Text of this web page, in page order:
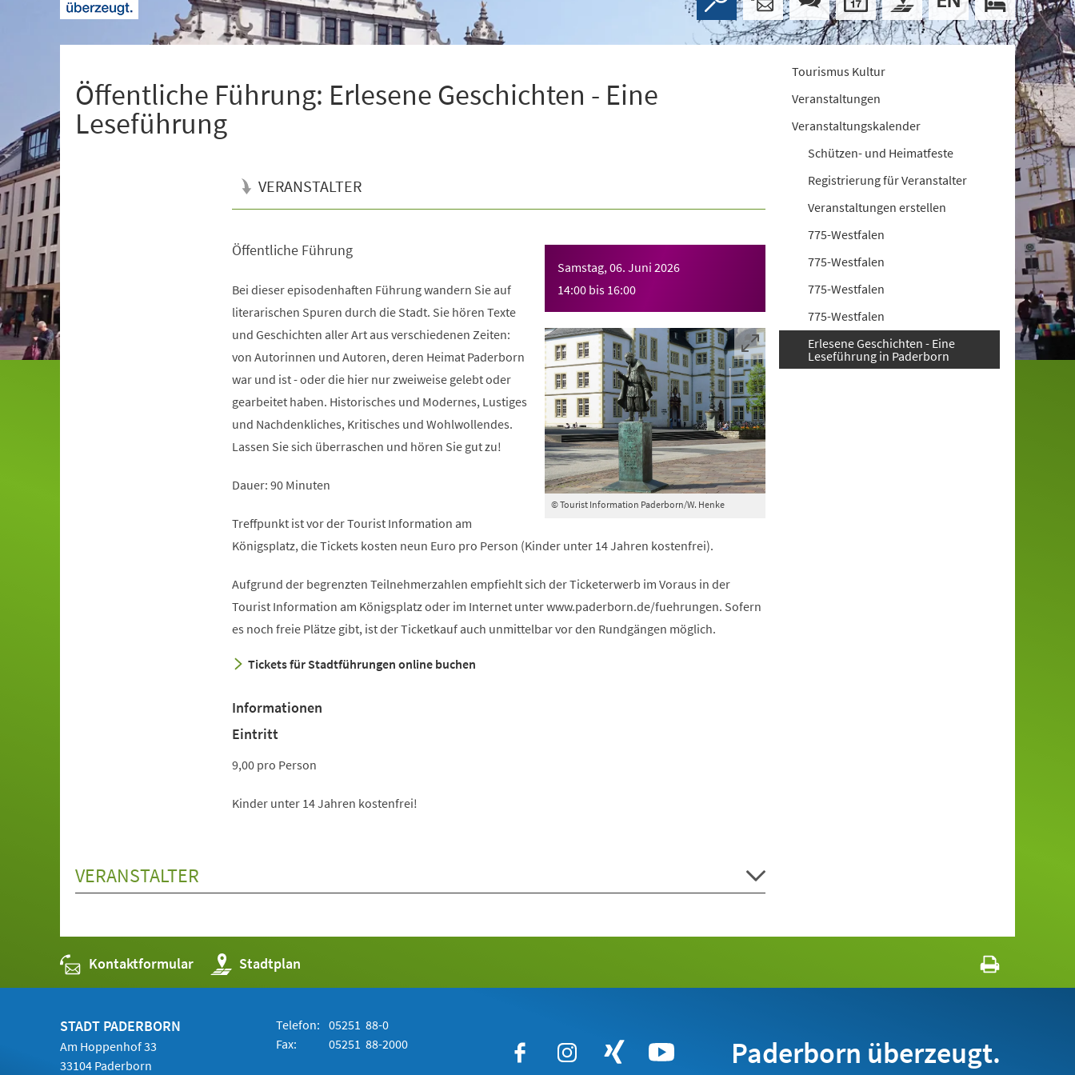
Öffentliche Führung: Erlesene Geschichten - Eine
Leseführung
VERANSTALTER
Samstag, 06. Juni 2026
14:00 bis 16:00
Öffentliche Führung
© Tourist Information Paderborn/W. Henke
Bei dieser episodenhaften Führung wandern Sie auf
literarischen Spuren durch die Stadt. Sie hören Texte
und Geschichten aller Art aus verschiedenen Zeiten:
von Autorinnen und Autoren, deren Heimat Paderborn
war und ist - oder die hier nur zweiweise gelebt oder
gearbeitet haben. Historisches und Modernes, Lustiges
und Nachdenkliches, Kritisches und Wohlwollendes.
Lassen Sie sich überraschen und hören Sie gut zu!
Dauer: 90 Minuten
Treffpunkt ist vor der Tourist Information am
Königsplatz, die Tickets kosten neun Euro pro Person (Kinder unter 14 Jahren kostenfrei).
Aufgrund der begrenzten Teilnehmerzahlen empfiehlt sich der Ticketerwerb im Voraus in der
Tourist Information am Königsplatz oder im Internet unter www.paderborn.de/fuehrungen. Sofern
es noch freie Plätze gibt, ist der Ticketkauf auch unmittelbar vor den Rundgängen möglich.
Tickets für Stadtführungen online buchen
Informationen
Eintritt
9,00 pro Person
Kinder unter 14 Jahren kostenfrei!
VERANSTALTER
Tourismus Kultur
Veranstaltungen
Veranstaltungskalender
Schützen- und Heimatfeste
Registrierung für Veranstalter
Veranstaltungen erstellen
775-Westfalen
775-Westfalen
775-Westfalen
775-Westfalen
Erlesene Geschichten - Eine
Leseführung in Paderborn
Kontaktformular Stadtplan
(Öffnet
in
einem
STADT PADERBORN
Am Hoppenhof 33
33104 Paderborn
Telefon: 05251 88-0
Fax:
05251 88-2000 Paderborn überzeugt.